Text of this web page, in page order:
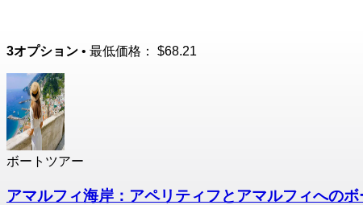
3オプション • 最低価格： $68.21
ボートツアー
アマルフィ海岸：アペリティフとアマルフィへのボ